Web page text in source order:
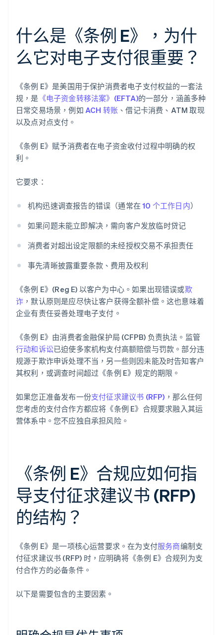
什么是《条例 E》，为什
么它对电子支付很重要？
《条例 E》是美国用于保护消费者电子支付权益的一套法
规，是 《电子资金转移法案》(EFTA)的一部分，涵盖多种
日常交易场景，例如 ACH 转账 、借记卡消费、ATM 取现
以及点对点支付。
《条例 E》赋予消费者在电子资金收付过程中明确的权
利。
它要求：
机构迅速调查报告的错误（通常在10 个工作日内）
如果问题未能立即解决，需向客户发放临时贷记
消费者对超出设定限额的未经授权交易不承担责任
事先清晰披露重要条款、费用及权利
《条例 E》(Reg E) 以客户为中心。如果出现错误或欺
诈 ，默认原则是应尽快让客户获得全额补偿。这也意味着
企业有责任妥善处理电子支付。
《条例 E》由消费者金融保护局 (CFPB) 负责执法。监管
行动和诉讼已迫使多家机构支付高额赔偿与罚款。部分违
规源于欺诈申诉处理不当，另一些则因未能及时告知客户
其权利，或调查时间超过《条例 E》规定的期限。
如果您正准备发布一份支付征求建议书 (RFP) ，那么任何
您考虑的支付合作方都应将《条例 E》合规要求融入其运
营体系中。您不应独自承担风险。
《条例 E》合规应如何指
导支付征求建议书 (RFP)
的结构？
《条例 E》是一项核心运营要求。在为支付服务商编制支
付征求建议书 (RFP) 时，应明确将《条例 E》合规列为支
付合作方的必备条件。
以下是需要包含的主要因素。